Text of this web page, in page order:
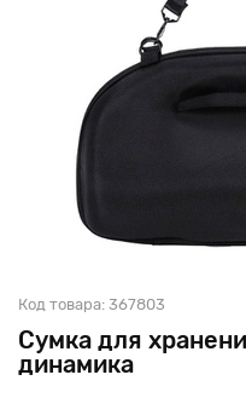
Сумка для
динамика
Код товара: 367803